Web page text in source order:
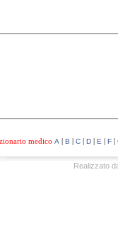
medico A | B | C| D| E | F|
Realizzato